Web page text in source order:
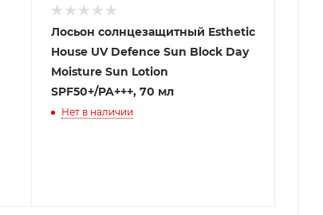
Лосьон солнцезащитный Esthetic
House UV Defence Sun Block Day
Moisture Sun Lotion
SPF50+/PA+++, 70 мл
Нет в наличии